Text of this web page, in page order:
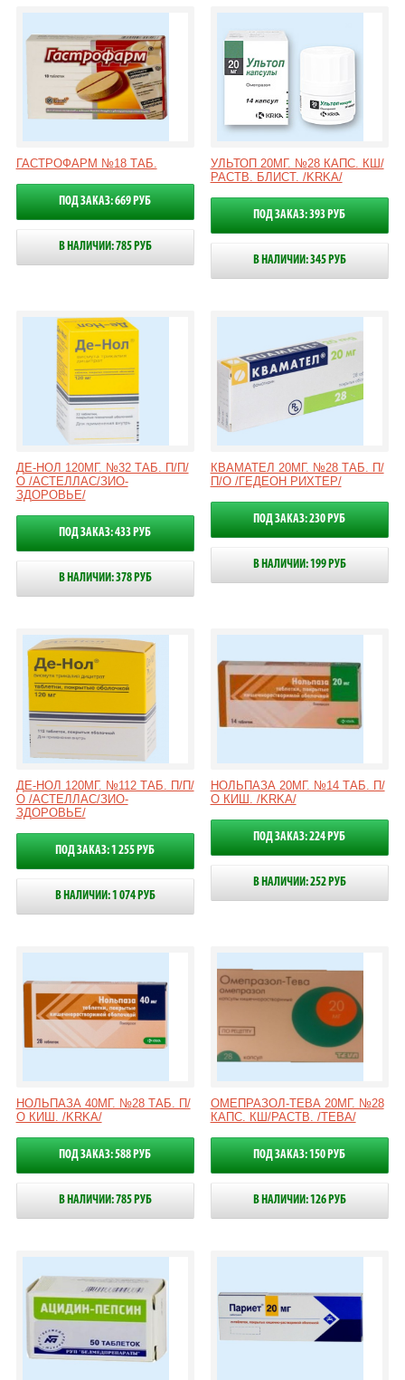
ГАСТРОФАРМ №18 ТАБ.
ПОД ЗАКАЗ: 669 РУБ
В НАЛИЧИИ: 785 РУБ
УЛЬТОП 20МГ. №28 КАПС. КШ/
РАСТВ. БЛИСТ. /KRKA/
ПОД ЗАКАЗ: 393 РУБ
В НАЛИЧИИ: 345 РУБ
ДЕ-НОЛ 120МГ. №32 ТАБ. П/П/
О /АСТЕЛЛАС/ЗИО-
ЗДОРОВЬЕ/
ПОД ЗАКАЗ: 433 РУБ
В НАЛИЧИИ: 378 РУБ
КВАМАТЕЛ 20МГ. №28 ТАБ. П/
П/О /ГЕДЕОН РИХТЕР/
ПОД ЗАКАЗ: 230 РУБ
В НАЛИЧИИ: 199 РУБ
ДЕ-НОЛ 120МГ. №112 ТАБ. П/П/
О /АСТЕЛЛАС/ЗИО-
ЗДОРОВЬЕ/
ПОД ЗАКАЗ: 1 255 РУБ
В НАЛИЧИИ: 1 074 РУБ
НОЛЬПАЗА 20МГ. №14 ТАБ. П/
О КИШ. /KRKA/
ПОД ЗАКАЗ: 224 РУБ
В НАЛИЧИИ: 252 РУБ
НОЛЬПАЗА 40МГ. №28 ТАБ. П/
О КИШ. /KRKA/
ПОД ЗАКАЗ: 588 РУБ
В НАЛИЧИИ: 785 РУБ
ОМЕПРАЗОЛ-ТЕВА 20МГ. №28
КАПС. КШ/РАСТВ. /ТЕВА/
ПОД ЗАКАЗ: 150 РУБ
В НАЛИЧИИ: 126 РУБ